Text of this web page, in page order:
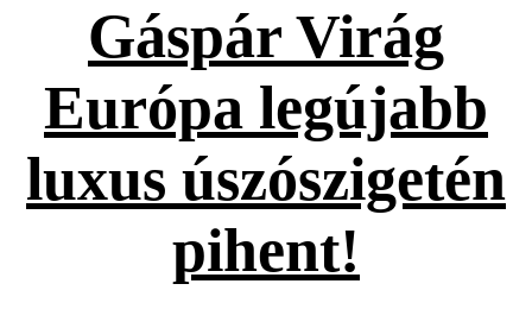
Gáspár Virág
Európa legújabb
luxus úszószigetén
pihent!